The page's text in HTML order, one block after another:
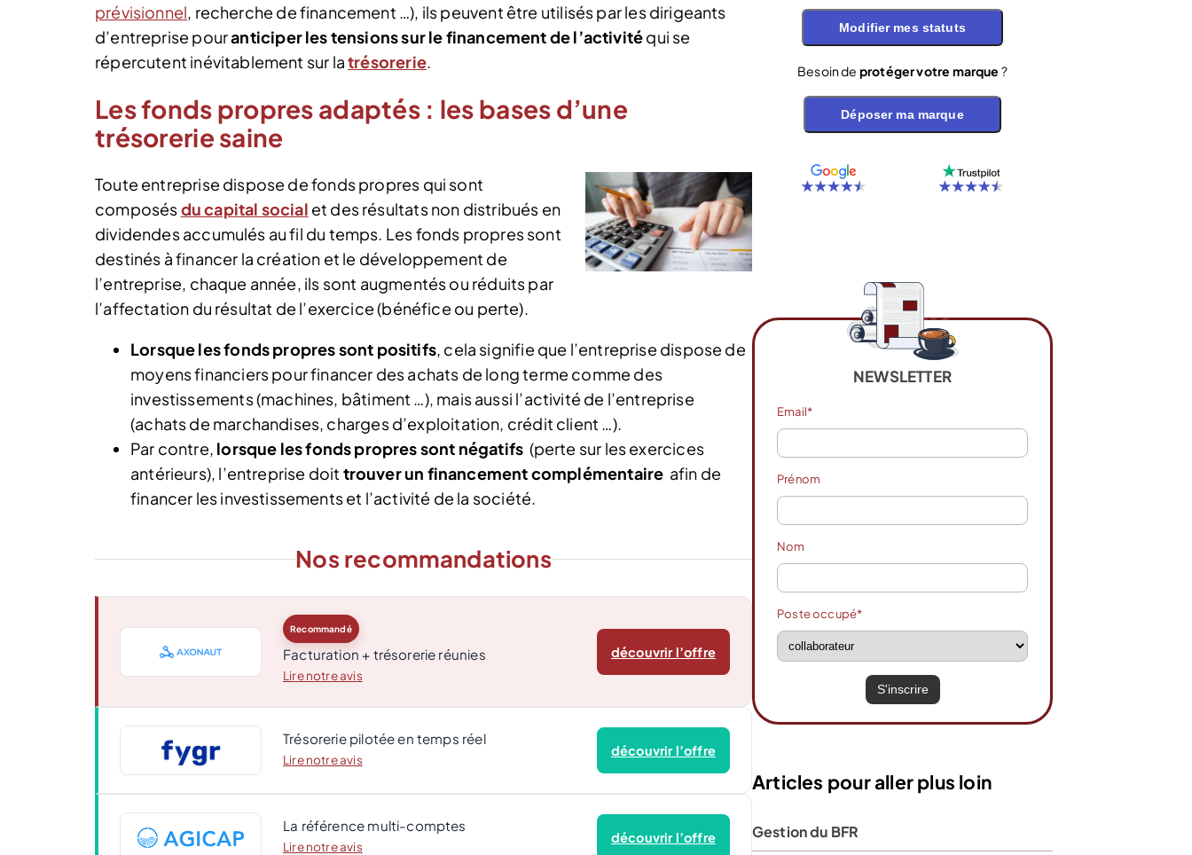
prévisionnel, recherche de financement …), ils peuvent être utilisés par les dirigeants
d’entreprise pouranticiper les tensions sur le financement de l’activitéqui se
répercutent inévitablement sur latrésorerie.
Les fonds propres adaptés : les bases d’une
trésorerie saine
Toute entreprise dispose de fonds propres qui sont
composésdu capital social et des résultats non distribués en
dividendes accumulés au fil du temps. Les fonds propres sont
destinés à financer la création et le développement de
l’entreprise, chaque année, ils sont augmentés ou réduits par
l’affectation du résultat de l’exercice (bénéfice ou perte).
Lorsque les fonds propres sont positifs, cela signifie que l’entreprise dispose de
moyens financiers pour financer des achats de long terme comme des
investissements (machines, bâtiment …), mais aussi l’activité de l’entreprise
(achats de marchandises, charges d’exploitation, crédit client …).
Par contre, lorsque les fonds propres sont négatifs (perte sur les exercices
antérieurs), l’entreprise doit trouver un financement complémentaire afin de
financer les investissements et l’activité de la société.
Nos recommandations
Recommandé
Facturation + trésorerie réunies
Lire notre avis
découvrir l’offre
Trésorerie pilotée en temps réel
Lire notre avis
découvrir l’offre
La référence multi-comptes
Lire notre avis
découvrir l’offre
Modifier mes statuts
Besoin de protéger votre marque ?
Déposer ma marque
NEWSLETTER
Email*
Prénom
Nom
Poste occupé*
Articles pour aller plus loin
Gestion du BFR